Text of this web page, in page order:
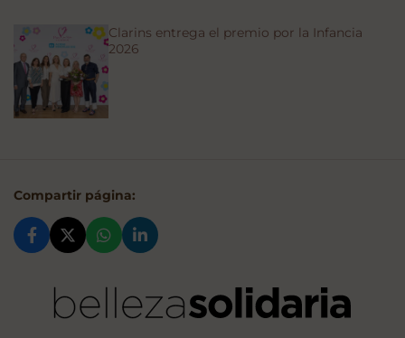
Clarins entrega el premio por la Infancia
2026
Compartir página: